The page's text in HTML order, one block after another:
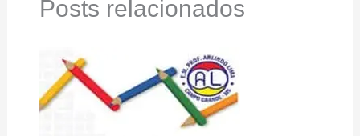
Posts relacionados